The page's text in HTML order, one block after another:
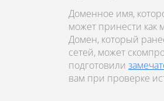
Доменное имя,
может принести как
Домен, который
сетей, может
подготовили
вам при проверке